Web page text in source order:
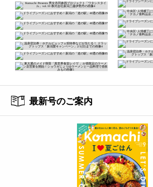
最新号のご案内